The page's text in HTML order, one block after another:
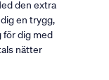
den extra
en trygg,
för dig med
nätter